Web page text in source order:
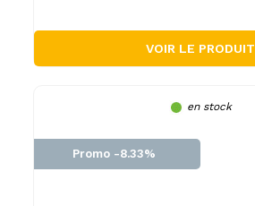
VOIR LE PRODUIT
en stock
Promo -8.33%